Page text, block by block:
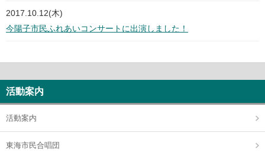
2017.10.12(木)
今陽子市民ふれあいコンサートに出演しました！
活動案内
活動案内
東海市民合唱団